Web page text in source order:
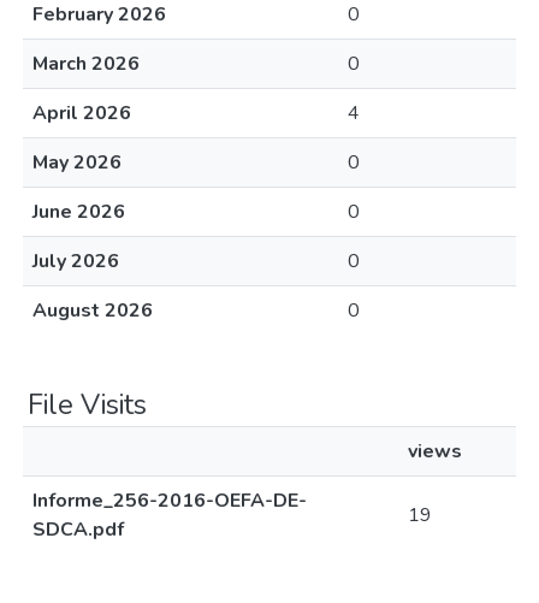
February 2026
0
March 2026
0
April 2026
4
May 2026
0
June 2026
0
July 2026
0
August 2026
0
File Visits
views
Informe_256-2016-OEFA-DE-
SDCA.pdf
19